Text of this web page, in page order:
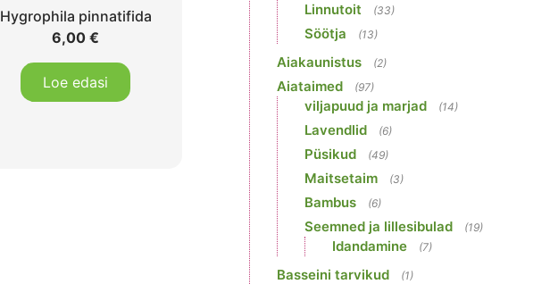
Hygrophila pinnatifida
6,00€
Loe edasi
Linnutoit (33)
Söötja (13)
Aiakaunistus (2)
Aiataimed (97)
viljapuud ja marjad (14)
Lavendlid (6)
Püsikud (49)
Maitsetaim (3)
Bambus (6)
Seemned ja lillesibulad (19)
Idandamine (7)
Basseini tarvikud (1)